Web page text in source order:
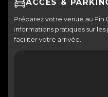
ACCÈS &
Préparez votre venue au Pin
informations pratiques sur
faciliter votre arrivée.